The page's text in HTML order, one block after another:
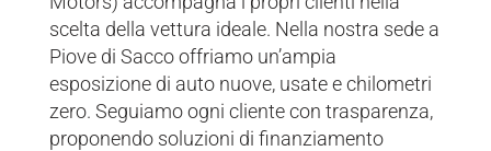
scelta della vettura ideale. Nella nostra sede a
Piove di Sacco offriamo un’ampia
esposizione di auto nuove, usate e chilometri
zero. Seguiamo ogni cliente con trasparenza,
proponendo soluzioni di finanziamento